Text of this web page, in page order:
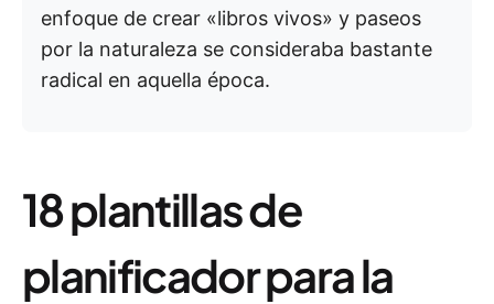
enfoque de crear «libros vivos» y paseos
por la naturaleza se consideraba bastante
radical en aquella época.
18 plantillas de
planificador para la